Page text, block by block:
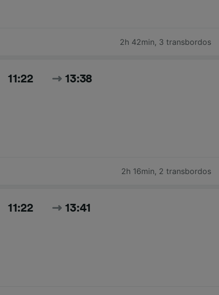
2h 42min, 3 transbordos
11:22 13:38
2h 16min, 2 transbordos
11:22 13:41